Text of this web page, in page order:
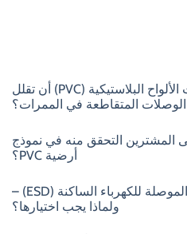
كيف يمكن لأرضيات الألواح البلاستيكية (PVC) أن تقلل
المتقاطعة في الممرات؟
المشترين التحقق منه في نموذج
أرضية PVC؟
ما هي الأرضيات الموصلة للكهرباء الساكنة (ESD) –
ولماذا يجب اختيارها؟